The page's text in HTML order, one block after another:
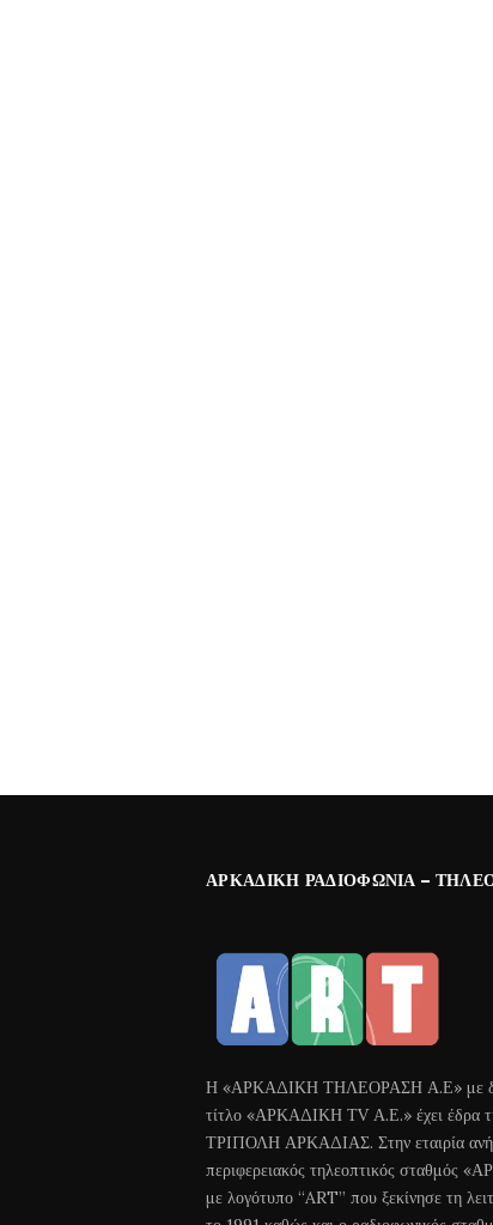
ΑΡΚΑΔΙΚΉ ΡΑΔΙΟΦΩΝΊΑ –
Η «ΑΡΚΑΔΙΚΗ ΤΗΛΕΟΡΑΣΗ Α.Ε» με
τίτλο «ΑΡΚΑΔΙΚΗ ΤV Α.Ε.» έχει έδρα
ΤΡΙΠΟΛΗ ΑΡΚΑΔΙΑΣ. Στην εταιρία
περιφερειακός τηλεοπτικός σταθμός
με λογότυπο “ART” που ξεκίνησε τη